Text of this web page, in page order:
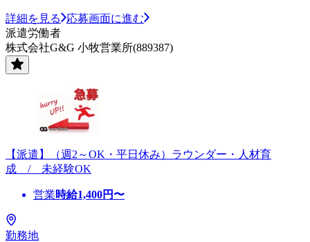
詳細を見る
応募画面に進む
派遣労働者
株式会社G&G 小牧営業所(889387)
【派遣】（週2～OK・平日休み）ラウンダー・人材育
成 / 未経験OK
営業時給1,400円〜
勤務地